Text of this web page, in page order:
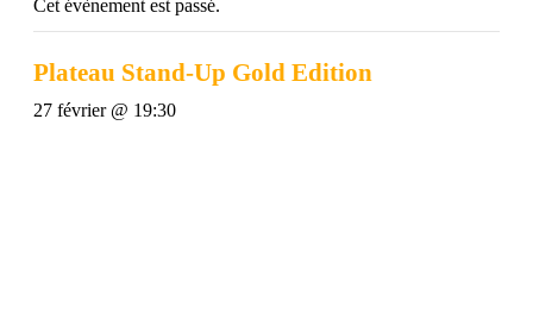
Cet évènement est passé.
Plateau Stand-Up Gold Edition
27 février @ 19:30